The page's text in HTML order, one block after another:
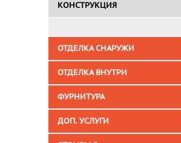
КОНСТРУКЦИЯ
ОТДЕЛКА СНАРУЖИ
ОТДЕЛКА ВНУТРИ
ФУРНИТУРА
ДОП. УСЛУГИ